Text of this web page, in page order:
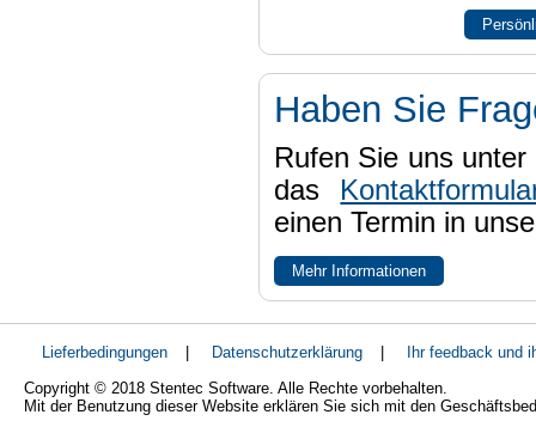
Haben Sie
Rufen Sie uns
das
einen Termin in
Mehr Informationen
Lieferbedingungen | Datenschutzerklärung |
Ihr feedback und
Copyright © 2018 Stentec Software. Alle Rechte vorbehalten.
Mit der Benutzung dieser Website erklären Sie sich mit den